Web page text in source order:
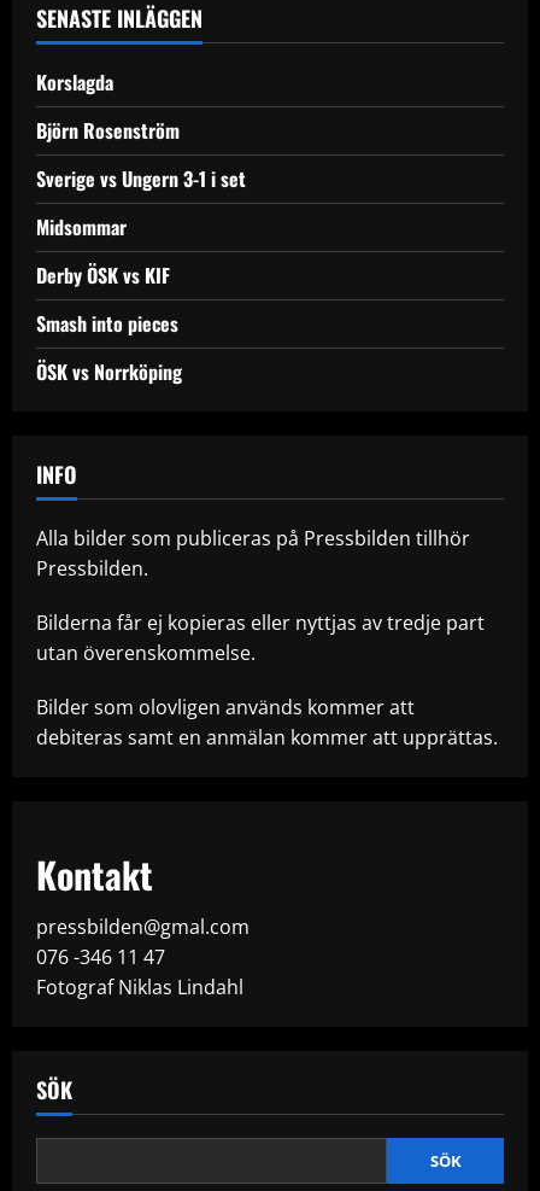
SENASTE INLÄGGEN
Korslagda
Björn Rosenström
Sverige vs Ungern 3-1 i set
Midsommar
Derby ÖSK vs KIF
Smash into pieces
ÖSK vs Norrköping
INFO
Alla bilder som publiceras på Pressbilden tillhör
Pressbilden.
Bilderna får ej kopieras eller nyttjas av tredje part
utan överenskommelse.
Bilder som olovligen används kommer att
debiteras samt en anmälan kommer att upprättas.
Kontakt
pressbilden@gmal.com
076 -346 11 47
Fotograf Niklas Lindahl
SÖK
SÖK